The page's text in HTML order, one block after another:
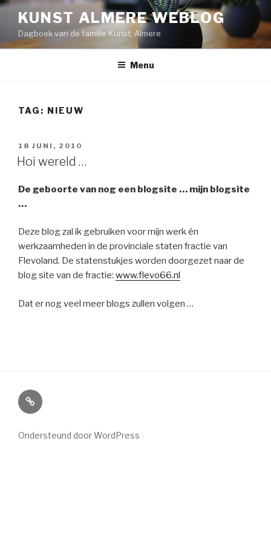
Naar
inhoud
springen
KUNST ALMERE WEBLOG
Dagboek van de familie Kunst, Almere
Menu
TAG: NIEUW
GEPLAATST
OP
18 JUNI, 2010
Hoi wereld …
De geboorte van nog een blogsite … mijn blogsite
…
Deze blog zal ik gebruiken voor mijn werk én
werkzaamheden in de provinciale staten fractie van
Flevoland. De statenstukjes worden doorgezet naar de
blog site van de fractie: www.flevo66.nl
Dat er nog veel meer blogs zullen volgen …
Home
Ondersteund door WordPress